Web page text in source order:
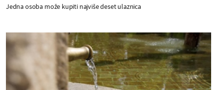
Jedna osoba može kupiti najviše deset ulaznica